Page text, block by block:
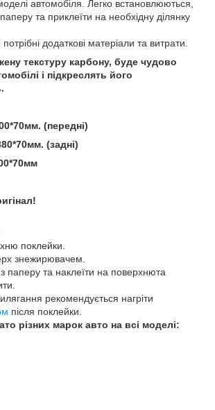
автомобіля. Легко встановлюються,
та приклеїти на необхідну ділянку
додаткові матеріали та витрати.
текстуру карбону, буде чудово
і підкреслять його
(передні)
(задні)
поклейки.
знежирювачем.
паперу та наклеїти на поверхнюта
рекомендується нагріти
після поклейки.
різних марок авто на всі моделі: